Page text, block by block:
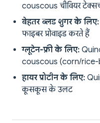
couscous चीवियर
बेहतर ब्लड शुगर के लिए:
फाइबर प्रोवाइड करते हैं
ग्लूटेन-फ्री के लिए:
couscous (corn/rice-
हायर प्रोटीन के लिए:
कूसकूस के उलट